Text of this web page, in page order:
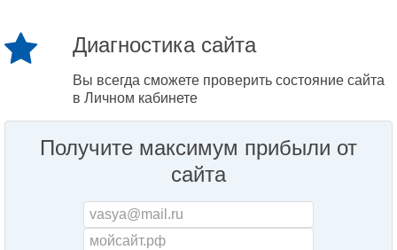
Диагностика сайта
Вы всегда сможете проверить состояние сайта
в Личном кабинете
Получите максимум прибыли от
сайта